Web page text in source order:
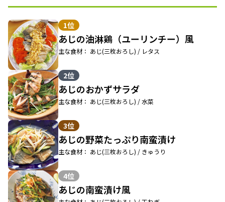
1位
あじの油淋鶏（ユーリンチー）風
主な食材： あじ(三枚おろし) / レタス
2位
あじのおかずサラダ
主な食材： あじ(三枚おろし) / 水菜
3位
あじの野菜たっぷり南蛮漬け
主な食材： あじ(三枚おろし) / きゅうり
4位
あじの南蛮漬け風